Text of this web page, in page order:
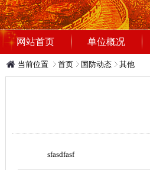
网站首页 单位概况
当前位置 首页 国防动态 其他
sfasdfasf